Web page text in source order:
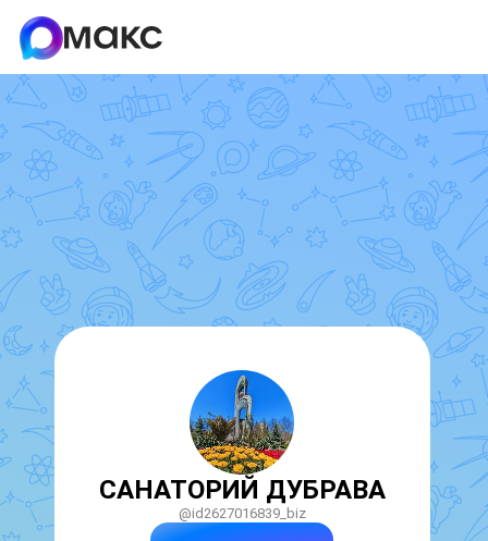
САНАТОРИЙ ДУБРАВА
@id2627016839_biz